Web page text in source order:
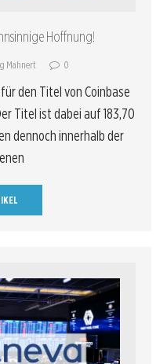
Hoffnung!
Mahnert 0
den Titel von Coinbase
Titel ist dabei auf 183,70
dennoch innerhalb der